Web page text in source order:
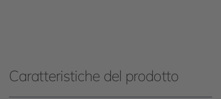
Caratteristiche del prodotto